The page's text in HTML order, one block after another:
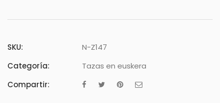
SKU:
N-Z147
Categoría:
Tazas en euskera
Compartir: